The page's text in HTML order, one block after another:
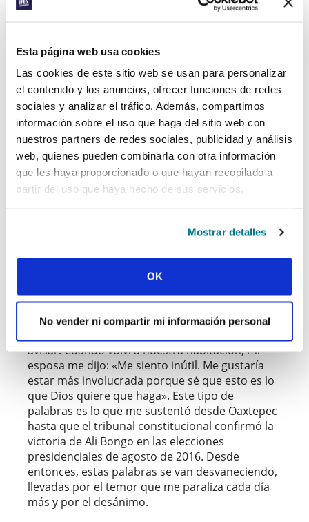
Esta página web usa cookies
Las cookies de este sitio web se usan para personalizar
el contenido y los anuncios, ofrecer funciones de redes
sociales y analizar el tráfico. Además, compartimos
información sobre el uso que haga del sitio web con
nuestros partners de redes sociales, publicidad y análisis
web, quienes pueden combinarla con otra información
que les haya proporcionado o que hayan recopilado a
partir del uso que haya hecho de sus servicios.
Mostrar detalles
OK
No vender ni compartir mi información personal
miedo de perder este cuerpo corruptible si no
liberación divina en esta vida sin convertirla en
si Dios no nos libera, sin duda preferiremos
morir a causa de la obediencia que vivir
mediante la traición.
Puede parecer necio, pero este es el precio que
tenemos que pagar por nuestras vidas si
queremos encontrar su sentido. Es muy
probable que los apóstoles, Esteban, Martin
hubiesen oído palabras parecidas. Una noche,
esposa mientras la ciudad estaba bajo asedio.
Había salido con unos amigos a comprar
personas que habían sido arrestadas y a las que
queríamos ayudar. Se trataba de una operación
avisar. Cuando volví a nuestra habitación, mi
esposa me dijo: «Me siento inútil. Me gustaría
estar más involucrada porque sé que esto es lo
que Dios quiere que haga». Este tipo de
palabras es lo que me sustentó desde Oaxtepec
hasta que el tribunal constitucional confirmó la
victoria de Ali Bongo en las elecciones
presidenciales de agosto de 2016. Desde
entonces, estas palabras se van desvaneciendo,
llevadas por el temor que me paraliza cada día
más y por el desánimo.